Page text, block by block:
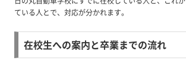
ている人とで、対応が分かれます。
在校生への案内と卒業までの流れ